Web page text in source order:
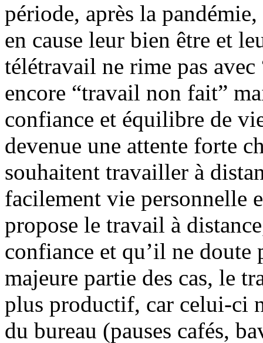
période, après la
en cause leur bien être et
télétravail ne rime pas
encore “travail non fait”
confiance et équilibre de
devenue une attente forte
souhaitent travailler à
facilement vie personnelle
propose le travail à
confiance et qu’il ne
majeure partie des cas, le
plus productif, car celui-ci
du bureau (pauses cafés,